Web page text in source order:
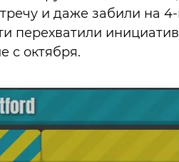
и даже забили на
перехватили
с октября.